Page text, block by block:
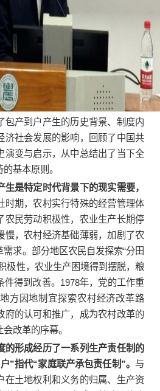
包产到户产生的历史背景、制度内
济社会发展的影响，回顾了中国共
演变与启示，从中总结出了当下全
基本原则。
是特定时代背景下的现实需要，
时期，农村实行特殊的经营管理体
农民劳动积极性，农业生产长期停
慢，农村经济基础薄弱，加剧了农
求。部分地区农民自发探索“分田
极性，农业生产困境得到摆脱，粮
件得到改善。1978年，党的工作重
方因地制宜探索农村经济改革路
府的认可和推广，成为农村改革的
改革的序幕。
的形成经历了一系列生产责任制的
”指代“家庭联产承包责任制”。 与
在土地权利和义务的归属、生产资